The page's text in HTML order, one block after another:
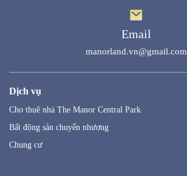
Email
manorland.vn@gmail.com
Dịch vụ
Cho thuê nhà The Manor Central Park
Bất động sản chuyển nhượng
Chung cư